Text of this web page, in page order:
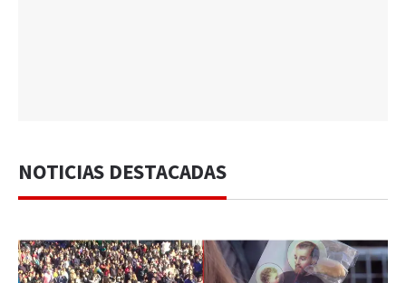
NOTICIAS DESTACADAS